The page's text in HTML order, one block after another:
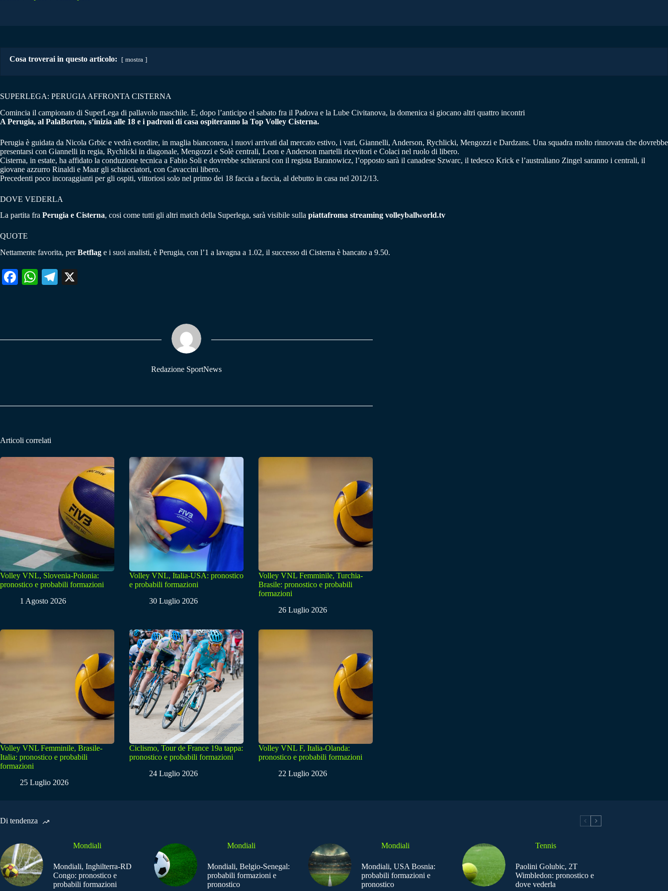
Cosa troverai in questo articolo: mostra
SUPERLEGA: PERUGIA AFFRONTA CISTERNA
Comincia il campionato di SuperLega di pallavolo maschile. E, dopo l’anticipo el sabato fra il Padova e la Lube Civitanova, la domenica si giocano altri quattro incontri
A Perugia, al PalaBorton, s’inizia alle 18 e i padroni di casa ospiteranno la Top Volley Cisterna.
Perugia è guidata da Nicola Grbic e vedrà esordire, in maglia bianconera, i nuovi arrivati dal mercato estivo, i vari, Giannelli, Anderson, Rychlicki, Mengozzi e Dardzans. Una squadra molto rinnovata che dovrebbe
presentarsi con Giannelli in regia, Rychlicki in diagonale, Mengozzi e Solè centrali, Leon e Anderson martelli ricevitori e Colaci nel ruolo di libero.
Cisterna, in estate, ha affidato la conduzione tecnica a Fabio Soli e dovrebbe schierarsi con il regista Baranowicz, l’opposto sarà il canadese Szwarc, il tedesco Krick e l’australiano Zingel saranno i centrali, il
giovane azzurro Rinaldi e Maar gli schiacciatori, con Cavaccini libero.
Precedenti poco incoraggianti per gli ospiti, vittoriosi solo nel primo dei 18 faccia a faccia, al debutto in casa nel 2012/13.
DOVE VEDERLA
La partita fra Perugia e Cisterna, cosi come tutti gli altri match della Superlega, sarà visibile sulla piattafroma streaming volleyballworld.tv
QUOTE
Nettamente favorita, perBetflag e i suoi analisti, è Perugia, con l’1 a lavagna a 1.02, il successo di Cisterna è bancato a 9.50.
Fa W
pp
Te
m
Redazione SportNews
Articoli correlati
Volley VNL, Slovenia-Polonia:
pronostico e probabili formazioni
1 Agosto 2026
Volley VNL, Italia-USA: pronostico
e probabili formazioni
30 Luglio 2026
Volley VNL Femminile, Turchia-
Brasile: pronostico e probabili
formazioni
26 Luglio 2026
Volley VNL Femminile, Brasile-
Italia: pronostico e probabili
formazioni
25 Luglio 2026
Ciclismo, Tour de France 19a tappa:
pronostico e probabili formazioni
24 Luglio 2026
Volley VNL F, Italia-Olanda:
pronostico e probabili formazioni
22 Luglio 2026
Di tendenza
Mondiali
Mondiali, Inghilterra-RD
Congo: pronostico e
probabili formazioni
Mondiali
Mondiali, Belgio-Senegal:
probabili formazioni e
pronostico
Mondiali
Mondiali, USA Bosnia:
probabili formazioni e
pronostico
Tennis
Paolini Golubic, 2T
Wimbledon: pronostico e
dove vederla